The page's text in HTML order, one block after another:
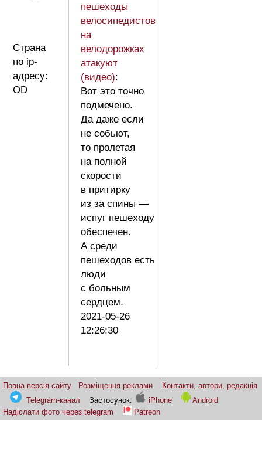
Страна
по ip-
адресу:
OD
пешеходы
велосипедистов
на
велодорожках
атакуют
(видео):
Вот это точно
подмечено.
Да даже если
не собьют,
то пролетая
на полной
скорости
в притирку
из за спины —
испуг пешеходу
обеспечен.
А среди
пешеходов есть
люди
с больным
сердцем.
2021-05-26
12:26:30
Повна версія сайту Розміщення реклами
Контакти, автори, редакція
Telegram-канал
Застосунок: iPhone
Android
Надіслати фото через telegram
Patreon